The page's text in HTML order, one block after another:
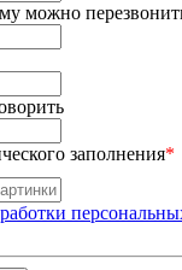
можно
заполнения*